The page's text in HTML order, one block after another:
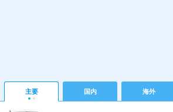
主要 国内 海外